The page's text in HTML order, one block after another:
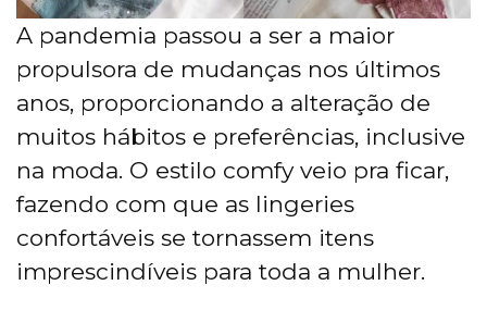
A pandemia passou a ser a maior
propulsora de mudanças nos últimos
anos, proporcionando a alteração de
muitos hábitos e preferências, inclusive
na moda. O estilo comfy veio pra ficar,
fazendo com que as lingeries
confortáveis se tornassem itens
imprescindíveis para toda a mulher.